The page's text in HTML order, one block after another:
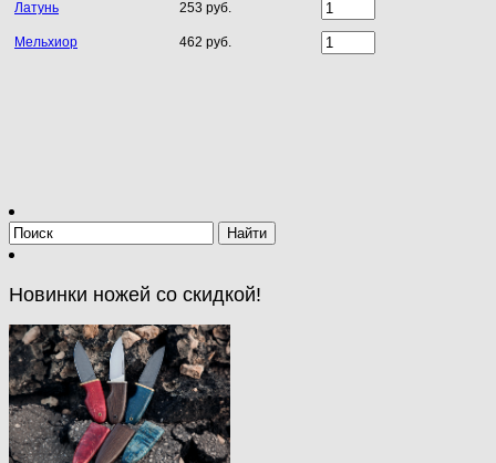
Латунь
253 руб.
Мельхиор 462 руб.
Новинки ножей со скидкой!